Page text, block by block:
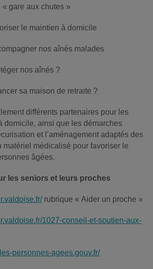
« gare aux chutes »
le maintien à domicile
nos aînés malades
nos aînés ?
sa maison de retraite ?
différents partenaires pour les
domicile, ainsi que les démarches
et l’aménagement adaptés des
matériel médicalisé pour favoriser le
âgées.
les seniors et leurs proches
rubrique « Aider un proche »
1027-conseil-et-soutien-aux-
personnes-agees.gouv.fr/